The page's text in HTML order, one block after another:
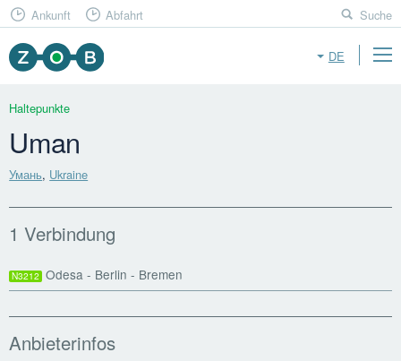
DE
Ankunft Abfahrt Suche
Haltepunkte
Uman
Умань, Ukraine
1 Verbindung
N3212 Odesa - Berlin - Bremen
Anbieterinfos